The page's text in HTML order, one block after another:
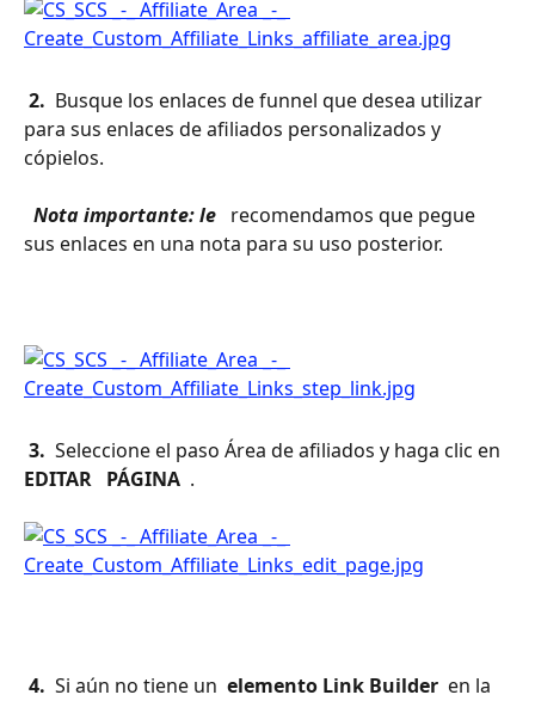
2. Busque los enlaces de funnel que desea utilizar
para sus enlaces de afiliados personalizados y
cópielos.
Nota importante: le recomendamos que pegue
sus enlaces en una nota para su uso posterior.
3. Seleccione el paso Área de afiliados y haga clic en
EDITAR PÁGINA .
4. Si aún no tiene un elemento Link Builder en la